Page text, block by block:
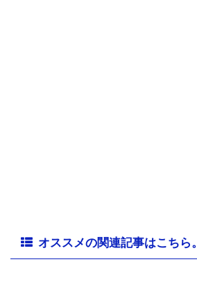
オススメの関連記事はこちら。